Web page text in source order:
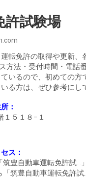
許試験場
転免許の取得や更新
方法・受付時間・電話
いるので、初めての
る方は、ぜひ参考にし
：
１５１８−１
ス：
筑豊自動車運転免許試…
「筑豊自動車運転免許